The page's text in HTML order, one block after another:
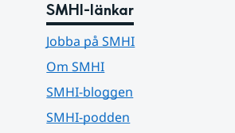
SMHI-länkar
Jobba på SMHI
Om SMHI
SMHI-bloggen
SMHI-podden